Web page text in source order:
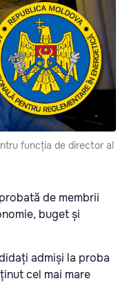
funcția de director al
de membrii
buget și
admiși la proba
cel mai mare